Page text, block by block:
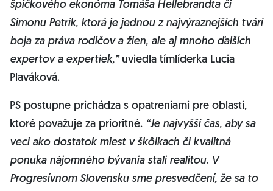
špičkového ekonóma Tomáša Hellebrandta či
Simonu Petrík, ktorá je jednou z najvýraznejších tvárí
boja za práva rodičov a žien, ale aj mnoho ďalších
expertov a expertiek,”uviedla tímlíderka Lucia
Plaváková.
PS postupne prichádza s opatreniami pre oblasti,
ktoré považuje za prioritné. “Je najvyšší čas, aby sa
veci ako dostatok miest v škôlkach či kvalitná
ponuka nájomného bývania stali realitou. V
Progresívnom Slovensku sme presvedčení, že sa to